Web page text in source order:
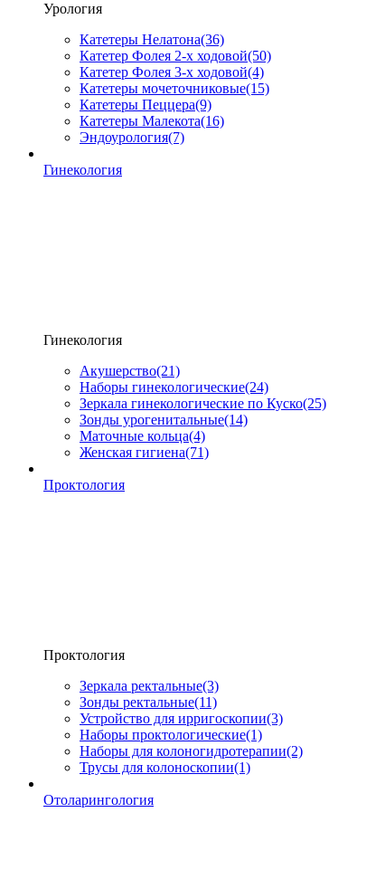
Урология
Катетеры Нелатона(36)
Катетер Фолея 2-х ходовой(50)
Катетер Фолея 3-х ходовой(4)
Катетеры мочеточниковые(15)
Катетеры Пеццера(9)
Катетеры Малекота(16)
Эндоурология(7)
Гинекология
Гинекология
Акушерство(21)
Наборы гинекологические(24)
Зеркала гинекологические по Куско(25)
Зонды урогенитальные(14)
Маточные кольца(4)
Женская гигиена(71)
Проктология
Проктология
Зеркала ректальные(3)
Зонды ректальные(11)
Устройство для ирригоскопии(3)
Наборы проктологические(1)
Наборы для колоногидротерапии(2)
Трусы для колоноскопии(1)
Отоларингология